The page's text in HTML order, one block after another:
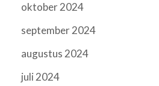
oktober 2024
september 2024
augustus 2024
juli 2024